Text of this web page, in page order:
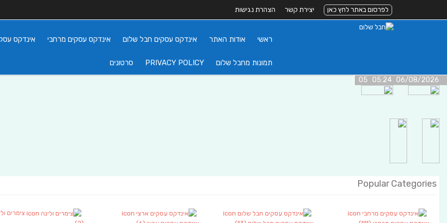
לפרסום באתר לחץ כאן יצירת קשר הצהרת נגישות
ראשי אודות האתר אינדקס עסקים חבל שלום אינדקס עסקים מרחבי אינדקס
תמונות מחבל שלום PRIVACY POLICY סרטונים
06/08/2026 05:24 05
Popular Categories
צימרים